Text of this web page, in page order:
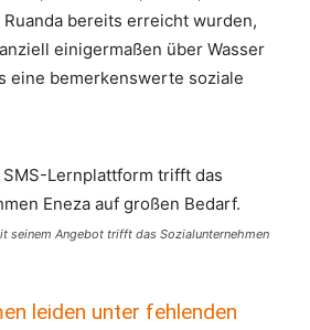
bereits erreicht wurden,
einigermaßen über Wasser
eine bemerkenswerte soziale
seinem Angebot trifft das Sozialunternehmen
leiden unter fehlenden